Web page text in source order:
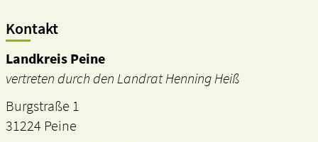
Kontakt
Landkreis Peine
vertreten durch den Landrat Henning Heiß
Burgstraße 1
31224 Peine